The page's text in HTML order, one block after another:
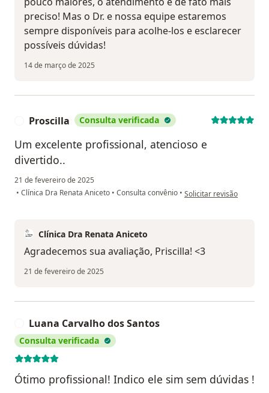
preciso! Mas o Dr. e nossa equipe estaremos
sempre disponíveis para acolhe-los e esclarecer
possíveis dúvidas!
14 de março de 2025
Proscilla Consulta verificada
Um excelente profissional, atencioso e
divertido..
21 de fevereiro de 2025
• Clínica Dra Renata Aniceto • Consulta convênio • na opinião do utilizador
Solicitar revisão
Clínica Dra Renata Aniceto
Agradecemos sua avaliação, Priscilla! <3
21 de fevereiro de 2025
Luana Carvalho dos Santos
Consulta verificada
Ótimo profissional! Indico ele sim sem dúvidas !